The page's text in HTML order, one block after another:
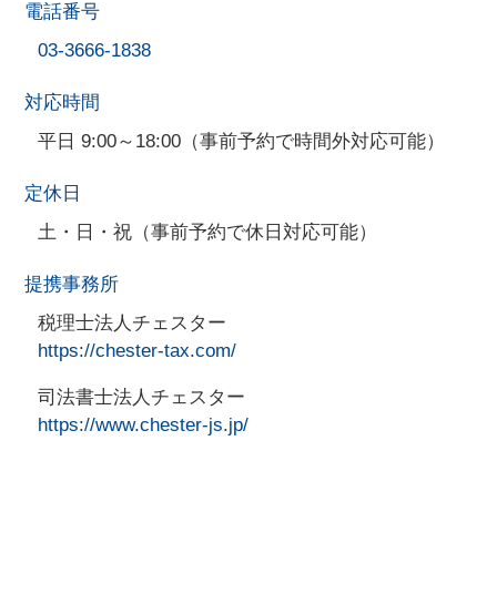
電話番号
03-3666-1838
対応時間
平日 9:00～18:00（事前予約で時間外対応可能）
定休日
土・日・祝（事前予約で休日対応可能）
提携事務所
税理士法人チェスター
https://chester-tax.com/
司法書士法人チェスター
https://www.chester-js.jp/